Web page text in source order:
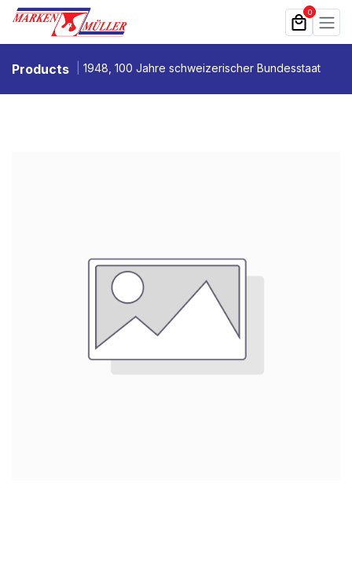
Zum Inhalt springen 0
Products 1948, 100 Jahre schweizerischer Bundesstaat